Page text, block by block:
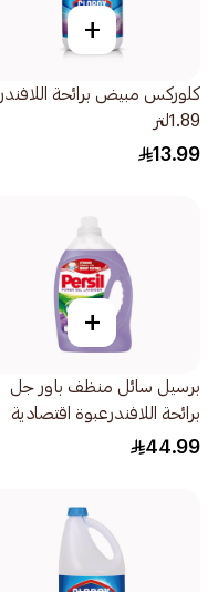
+
كلوركس مبيض برائحة اللافندر
1.89لتر
13.99
+
برسيل سائل منظف باور جل
برائحة اللافندرعبوة اقتصادية
2.9لتر
44.99